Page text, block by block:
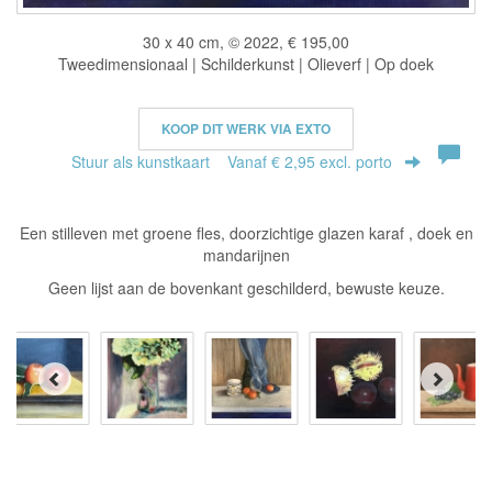
30 x 40 cm, © 2022, € 195,00
Tweedimensionaal | Schilderkunst | Olieverf | Op doek
KOOP DIT WERK VIA EXTO
Stuur als kunstkaart Vanaf € 2,95 excl. porto
Een stilleven met groene fles, doorzichtige glazen karaf , doek en
mandarijnen
Geen lijst aan de bovenkant geschilderd, bewuste keuze.